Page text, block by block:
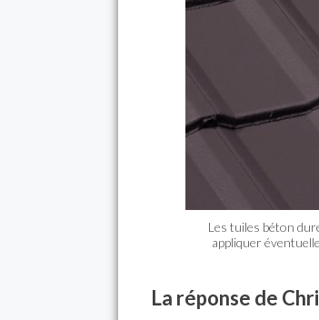
Les tuiles béton
appliquer
La réponse de